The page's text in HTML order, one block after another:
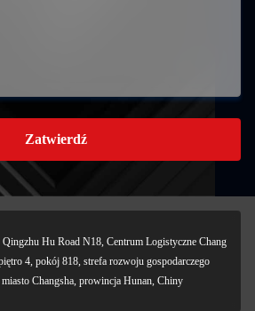
Zatwierdź
Hu Road N18, Centrum Logistyczne Chang
4, pokój 818, strefa rozwoju gospodarczego
Changsha, prowincja Hunan, Chiny